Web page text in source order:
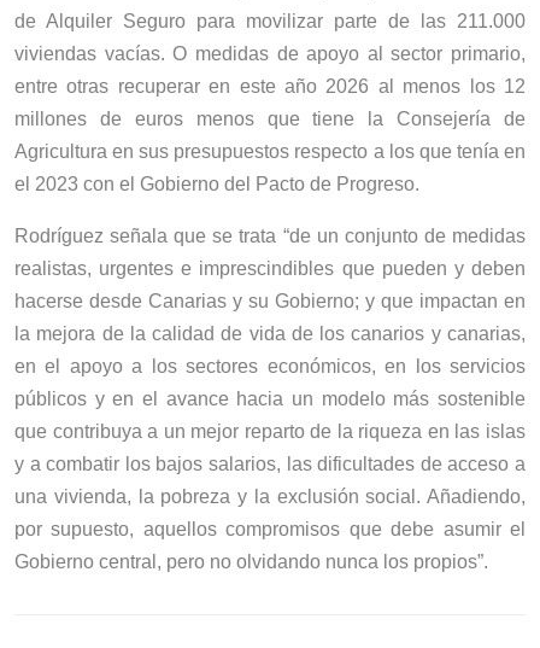
de Alquiler Seguro para movilizar parte de las 211.000
viviendas vacías. O medidas de apoyo al sector primario,
entre otras recuperar en este año 2026 al menos los 12
millones de euros menos que tiene la Consejería de
Agricultura en sus presupuestos respecto a los que tenía en
el 2023 con el Gobierno del Pacto de Progreso.
Rodríguez señala que se trata “de un conjunto de medidas
realistas, urgentes e imprescindibles que pueden y deben
hacerse desde Canarias y su Gobierno; y que impactan en
la mejora de la calidad de vida de los canarios y canarias,
en el apoyo a los sectores económicos, en los servicios
públicos y en el avance hacia un modelo más sostenible
que contribuya a un mejor reparto de la riqueza en las islas
y a combatir los bajos salarios, las dificultades de acceso a
una vivienda, la pobreza y la exclusión social. Añadiendo,
por supuesto, aquellos compromisos que debe asumir el
Gobierno central, pero no olvidando nunca los propios”.